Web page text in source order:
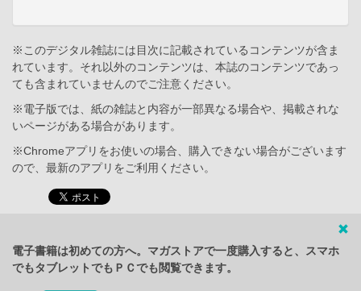
※このデジタル雑誌には目次に記載されているコンテンツが含ま
れています。それ以外のコンテンツは、本誌のコンテンツであっ
ても含まれていませんのでご注意ください。
※電子版では、紙の雑誌と内容が一部異なる場合や、掲載されな
いページがある場合があります。
※Chromeアプリをお使いの場合、購入できない場合がございます
ので、最新のアプリをご利用ください。
電子書籍は初めての方へ。マガストアで一度購入すると、スマホ
でもタブレットでもＰＣでも閲覧できます。